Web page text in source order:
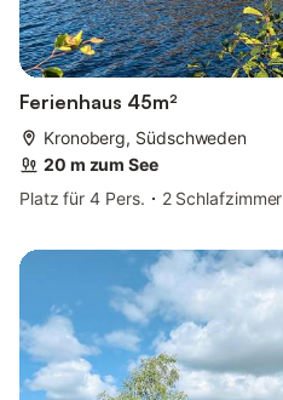
Ferienhaus 45m²
Kronoberg, Südschweden
20 m zum See
Platz für 4 Pers.
2 Schlafzimmer